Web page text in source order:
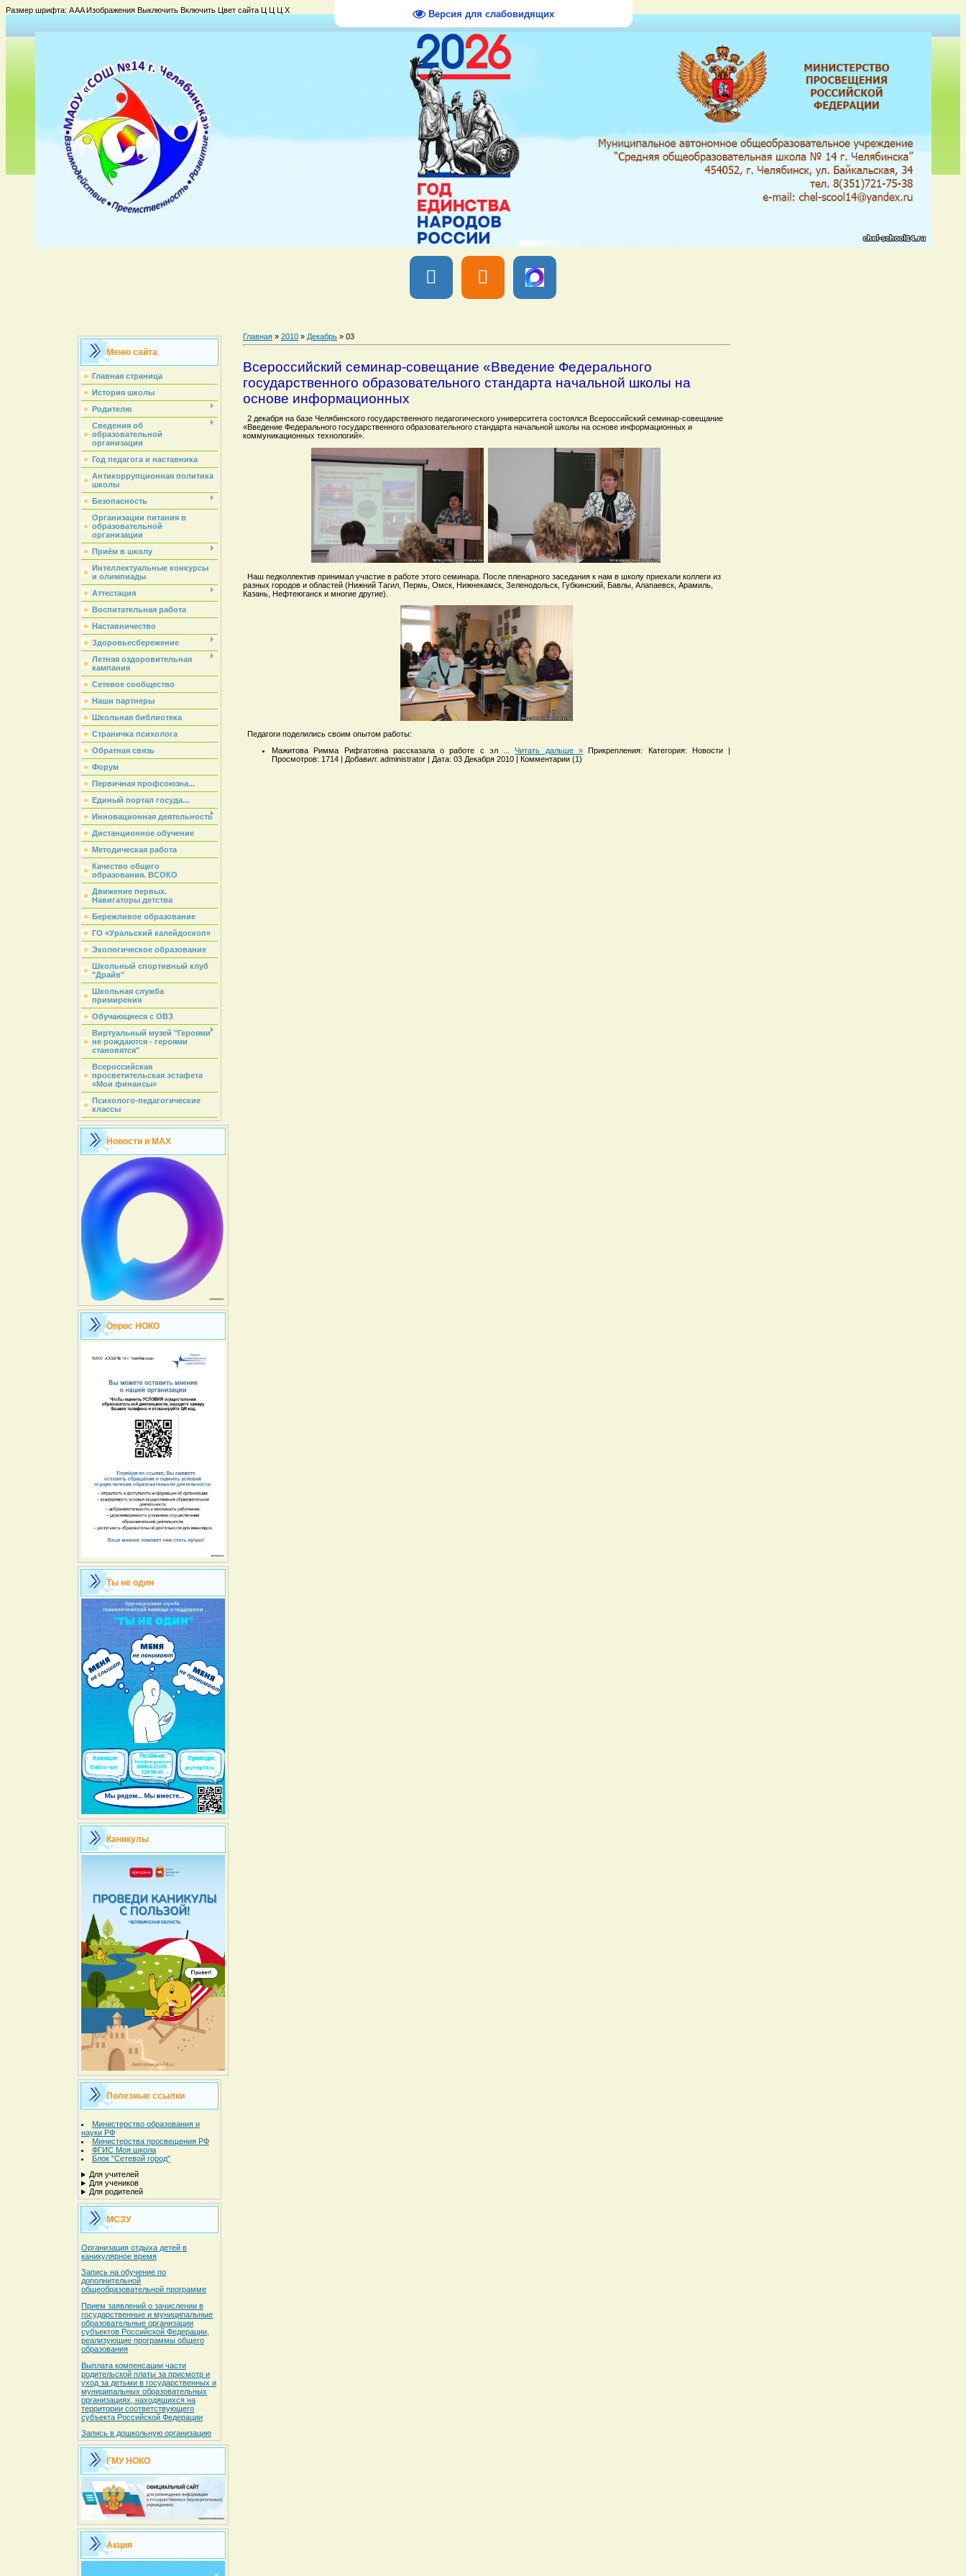
Версия для слабовидящих
Размер шрифта: AAAИзображения Выключить Включить Цвет сайта Ц Ц Ц Х
Вы вошли какГостьГруппа "Гости" Четверг, 06 Августа 2026,
Меню сайта
Главная страница
История школы
Родителю
Сведения об
образовательной
организации
Год педагога и наставника
Антикоррупционная политика
школы
Безопасность
Организации питания в
образовательной
организации
Приём в школу
Интеллектуальные конкурсы
и олимпиады
Аттестация
Воспитательная работа
Наставничество
Здоровьесбережение
Летняя оздоровительная
кампания
Сетевое сообщество
Наши партнеры
Школьная библиотека
Страничка психолога
Обратная связь
Форум
Первичная профсоюзна...
Единый портал госуда...
Инновационная деятельность
Дистанционное обучение
Методическая работа
Качество общего
образования. ВСОКО
Движение первых.
Навигаторы детства
Бережливое образование
ГО «Уральский калейдоскоп»
Экологическое образование
Школьный спортивный клуб
"Драйв"
Школьная служба
примирения
Обучающиеся с ОВЗ
Виртуальный музей "Героями
не рождаются - героями
становятся"
Всероссийская
просветительская эстафета
«Мои финансы»
Психолого-педагогические
классы
Новости в MAX
Опрос НОКО
Ты не один
Каникулы
Полезные ссылки
Министерство образования и
науки РФ
Министерства просвещения РФ
ФГИС Моя школа
Блок "Сетевой город"
Для учителей
Для учеников
Для родителей
МСЗУ
Организация отдыха детей в
каникулярное время
Запись на обучение по
дополнительной
общеобразовательной программе
Прием заявлений о зачислении в
государственные и муниципальные
образовательные организации
субъектов Российской Федерации,
реализующие программы общего
образования
Выплата компенсации части
родительской платы за присмотр и
уход за детьми в государственных и
муниципальных образовательных
организациях, находящихся на
территории соответствующего
субъекта Российской Федерации
Запись в дошкольную организацию
ГМУ НОКО
Акция
Главная » 2010 » Декабрь » 03
Всероссийский семинар-совещание «Введение Федерального
государственного образовательного стандарта начальной школы на
основе информационных
2 декабря на базе Челябинского государственного педагогического университета состоялся Всероссийский семинар-совещание
«Введение Федерального государственного образовательного стандарта начальной школы на основе информационных и
коммуникационных технологий».
Наш педколлектив принимал участие в работе этого семинара. После пленарного заседания к нам в школу приехали коллеги из
разных городов и областей (Нижний Тагил, Пермь, Омск, Нижнекамск, Зеленодольск, Губкинский, Бавлы, Алапаевск, Арамиль,
Казань, Нефтеюганск и многие другие).
Педагоги поделились своим опытом работы:
Мажитова Римма Рифгатовна рассказала о работе с эл
...Читать дальше »
Прикрепления: Категория: Новости |
Просмотров: 1714 | Добавил: administrator | Дата: 03 Декабря 2010 | Комментарии (1)